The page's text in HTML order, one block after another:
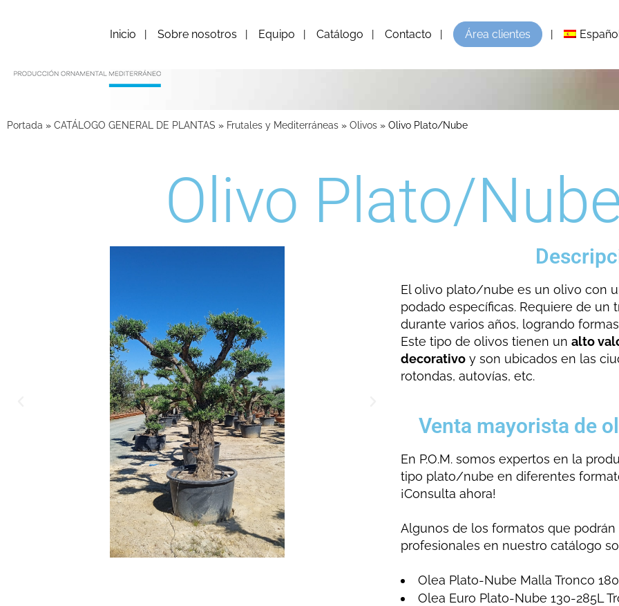
Inicio Sobre nosotros Equipo Catálogo Contacto Área clientes
Portada » CATÁLOGO GENERAL DE PLANTAS » Frutales y Mediterráneas » Olivos » Olivo Plato/Nube
Olivo Plato/Nube
El olivo plato/nube es un olivo con
podado específicas. Requiere de un
durante varios años, logrando
Este tipo de olivos tienen un alto
decorativo y son ubicados en las
rotondas, autovías, etc.
Venta mayorista de
En P.O.M. somos expertos en la
tipo plato/nube en diferentes
¡Consulta ahora!
Algunos de los formatos que
profesionales en nuestro catálogo
Olea Plato-Nube Malla Tronco
Olea Euro Plato-Nube 130-285L